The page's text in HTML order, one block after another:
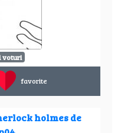
voturi
favorite
holmes de